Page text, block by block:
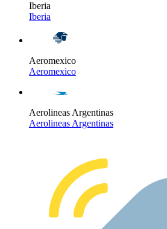
Iberia
Iberia
Aeromexico
Aeromexico
Aerolineas Argentinas
Aerolineas Argentinas